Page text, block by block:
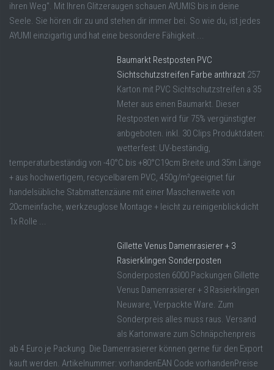
ihren Weg". Mit Ihren Glitzeraugen schauen AYUMIS bis in deine
Seele. Sie hören dir zu und stehen dir immer bei. So wie du, ist jedes
AYUMI einzigartig und hat eine besondere Fähigkeit ...
Baumarkt Restposten PVC
Sichtschutzstreifen Farbe anthrazit 257
Karton mit PVC Sichtschutzstreifen a 35
Meter aus einen Baumarkt. Dieser
Restposten wird für 75% vergünstigter
anbgeboten. inkl. 30 Clips Produktdaten:
wetterfest: UV-beständig,
temperaturbeständig von -40°C bis +80°C19cm Breite und 35m Länge
+ aus hochwertigem, recycelbarem PVC, 450g/m²geeignet für
handelsübliche Stabmattenzäune mit einer Maschenweite von
20cmeinfache, werkzeuglose Montage + leicht zu reinigenblickdicht
1x Rolle ...
Gillette Venus Damenrasierer + 3
Rasierklingen Sonderposten
Sonderposten 6000 Packungen Gillette
Venus Damenrasierer + 3 Rasierklingen
Neuware, Verpackte Ware. Zum
Sonderpreis alles muss raus. Versand
als Kartonware zum Schnäpchenpreis
ab 4 Euro je Packung. Die Damenrasierer können gerne für den Export
kauft werden. Artikelnummer: vorhandenEAN Code vorhandenPreise